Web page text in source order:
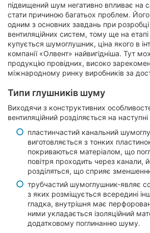
підвищений шум негативно впливає на
стати причиною багатьох проблем.
одним з основних завдань при розробці
вентиляційних систем, тому ще на
купується шумоглушник, ціна якого в
компанії «Олвент» найвигідніша. Тут
продукцію провідних, високо
міжнародному ринку виробників за
Типи глушників шуму
Виходячи з конструктивних
вентиляційний розділяється на
пластинчастий канальний
виготовляється з тонких
покриваються матеріалом, що
повітря проходить через канали,
розділяться, що сприяє
трубчастий шумоглушник-являє
з яких розміщується всередині
гладка, внутрішня має
ними укладається ізоляційний
додатковому поглинанню шуму.